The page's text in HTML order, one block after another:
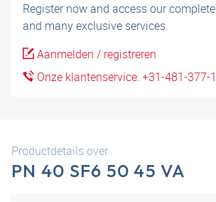
Register now and access our
and many exclusive services.
Aanmelden / registreren
Onze klantenservice: +31-481-377-
Productdetails over
PN 40 SF6 50 45 VA